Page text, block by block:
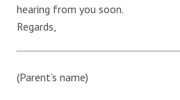
hearing from you soon.
Regards,
(Parent’s name)